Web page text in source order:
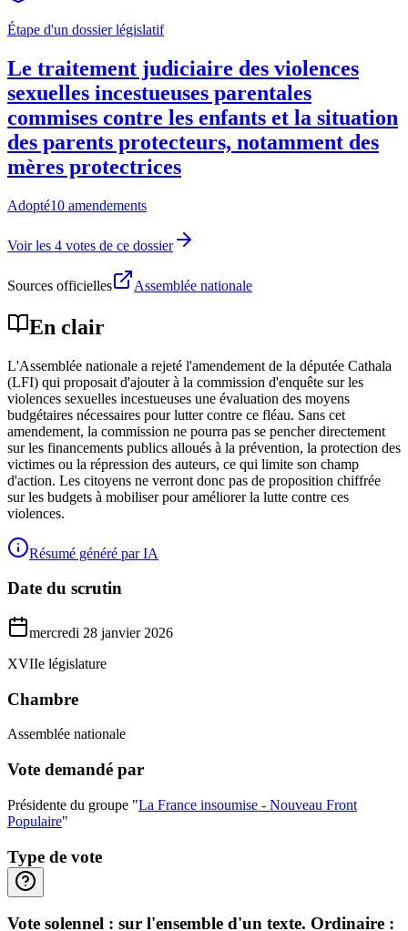
Étape d'un dossier législatif
Le traitement judiciaire des violences
sexuelles incestueuses parentales
commises contre les enfants et la situation
des parents protecteurs, notamment des
mères protectrices
Adopté10 amendements
Voir les 4 votes de ce dossier
Sources officielles Assemblée nationale
En clair
L'Assemblée nationale a rejeté l'amendement de la députée Cathala
(LFI) qui proposait d'ajouter à la commission d'enquête sur les
violences sexuelles incestueuses une évaluation des moyens
budgétaires nécessaires pour lutter contre ce fléau. Sans cet
amendement, la commission ne pourra pas se pencher directement
sur les financements publics alloués à la prévention, la protection des
victimes ou la répression des auteurs, ce qui limite son champ
d'action. Les citoyens ne verront donc pas de proposition chiffrée
sur les budgets à mobiliser pour améliorer la lutte contre ces
violences.
Résumé généré par IA
Date du scrutin
mercredi 28 janvier 2026
XVIIe législature
Chambre
Assemblée nationale
Vote demandé par
Présidente du groupe "La France insoumise - Nouveau Front
Populaire"
Type de vote
Vote solennel : sur l'ensemble d'un texte. Ordinaire :